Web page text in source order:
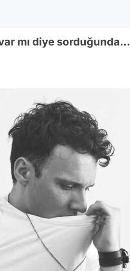
mı diye sorduğunda...